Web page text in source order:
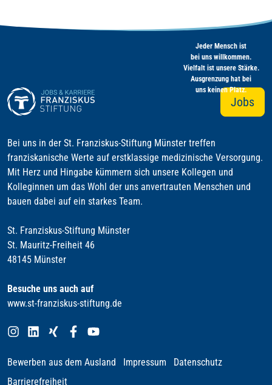
Jeder Mensch ist
bei uns willkommen.
Vielfalt ist unsere Stärke.
Ausgrenzung hat bei
uns keinen Platz.
Jobs
Bei uns in der St. Franziskus-Stiftung Münster treffen
franziskanische Werte auf erstklassige medizinische Versorgung.
Mit Herz und Hingabe kümmern sich unsere Kollegen und
Kolleginnen um das Wohl der uns anvertrauten Menschen und
bauen dabei auf ein starkes Team.
St. Franziskus-Stiftung Münster
St. Mauritz-Freiheit 46
48145 Münster
Besuche uns auch auf
www.st-franziskus-stiftung.de
Bewerben aus dem Ausland Impressum
Datenschutz
Barrierefreiheit